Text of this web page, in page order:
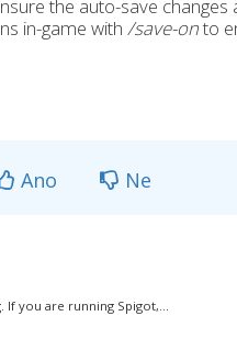
the auto-save changes
in-game with /save-onto
Ano Ne
you are running Spigot,...